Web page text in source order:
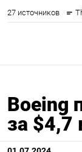
Boeing
за $4,7